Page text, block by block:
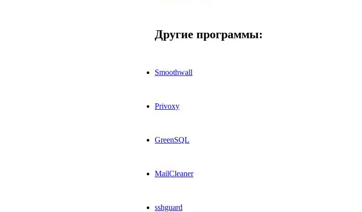
Другие программы:
Smoothwall
Privoxy
GreenSQL
MailCleaner
sshguard